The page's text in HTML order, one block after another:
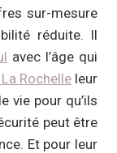
sur-mesure
réduite. Il
avec l’âge qui
Rochelle leur
vie pour qu’ils
peut être
Et pour leur